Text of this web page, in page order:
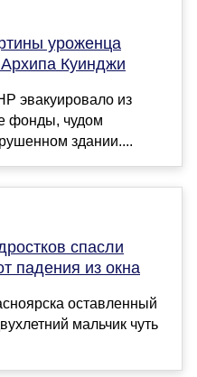
уроженца
Куинджи
эвакуировало из
фонды, чудом
здании....
спасли
падения из окна
оставленный
мальчик чуть